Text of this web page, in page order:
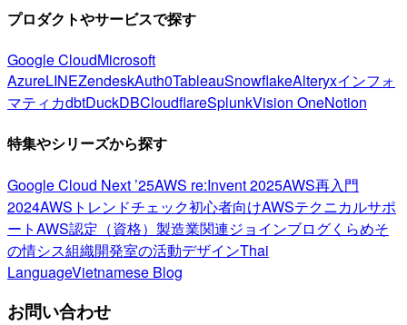
プロダクトやサービスで探す
Google CloudMicrosoft
AzureLINEZendeskAuth0TableauSnowflakeAlteryxインフォ
マティカdbtDuckDBCloudflareSplunkVision OneNotion
特集やシリーズから探す
Google Cloud Next ’25AWS re:Invent 2025AWS再入門
2024AWSトレンドチェック初心者向けAWSテクニカルサポ
ートAWS認定（資格） 製造業関連ジョインブログくらめそ
の情シス組織開発室の活動デザインThai
LanguageVietnamese Blog
お問い合わせ